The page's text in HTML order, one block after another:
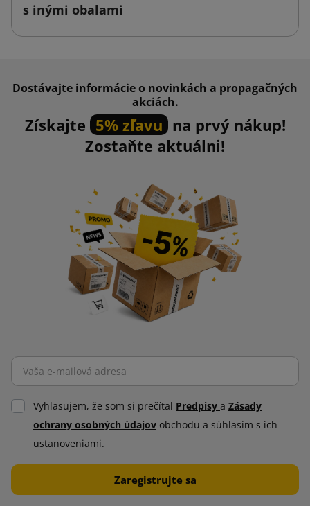
s inými obalami
Dostávajte informácie o novinkách a propagačných
akciách.
Získajte 5% zľavu na prvý nákup!
Zostaňte aktuálni!
Vyhlasujem, že som si prečítal Predpisy a Zásady
ochrany osobných údajov obchodu a súhlasím s ich
ustanoveniami.